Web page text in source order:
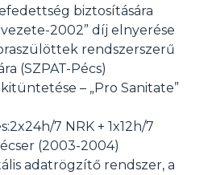
biztosítására
2002” díj elnyerése
rendszerszerű
(SZPAT-Pécs)
– „Pro Sanitate”
7 NRK + 1x12h/7
(2003-2004)
adatrögzítő rendszer, a